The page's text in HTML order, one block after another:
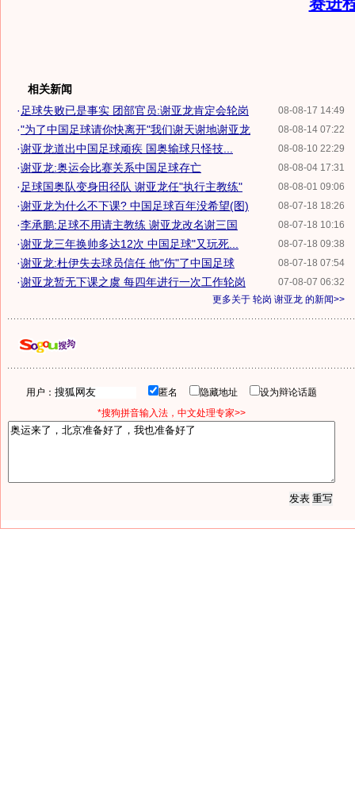
相关新闻
08-08-17 14:49
· 足球失败已是事实 团部官员:谢亚龙肯定会轮岗
08-08-14 07:22
·"为了中国足球请你快离开"我们谢天谢地谢亚龙
08-08-10 22:29
·谢亚龙道出中国足球顽疾 国奥输球只怪技...
08-08-04 17:31
·谢亚龙:奥运会比赛关系中国足球存亡
08-08-01 09:06
· 足球国奥队变身田径队 谢亚龙任"执行主教练"
08-07-18 18:26
·谢亚龙为什么不下课? 中国足球百年没希望(图)
08-07-18 10:16
·李承鹏:足球不用请主教练 谢亚龙改名谢三国
08-07-18 09:38
·谢亚龙三年换帅多达12次 中国足球"又玩死...
08-07-18 07:54
·谢亚龙:杜伊失去球员信任 他"伤"了中国足球
07-08-07 06:32
·谢亚龙暂无下课之虞 每四年进行一次工作轮岗
更多关于 轮岗 谢亚龙 的新闻>>
用户： 匿名 隐藏地址
设为辩论话题
*搜狗拼音输入法，中文处理专家>>